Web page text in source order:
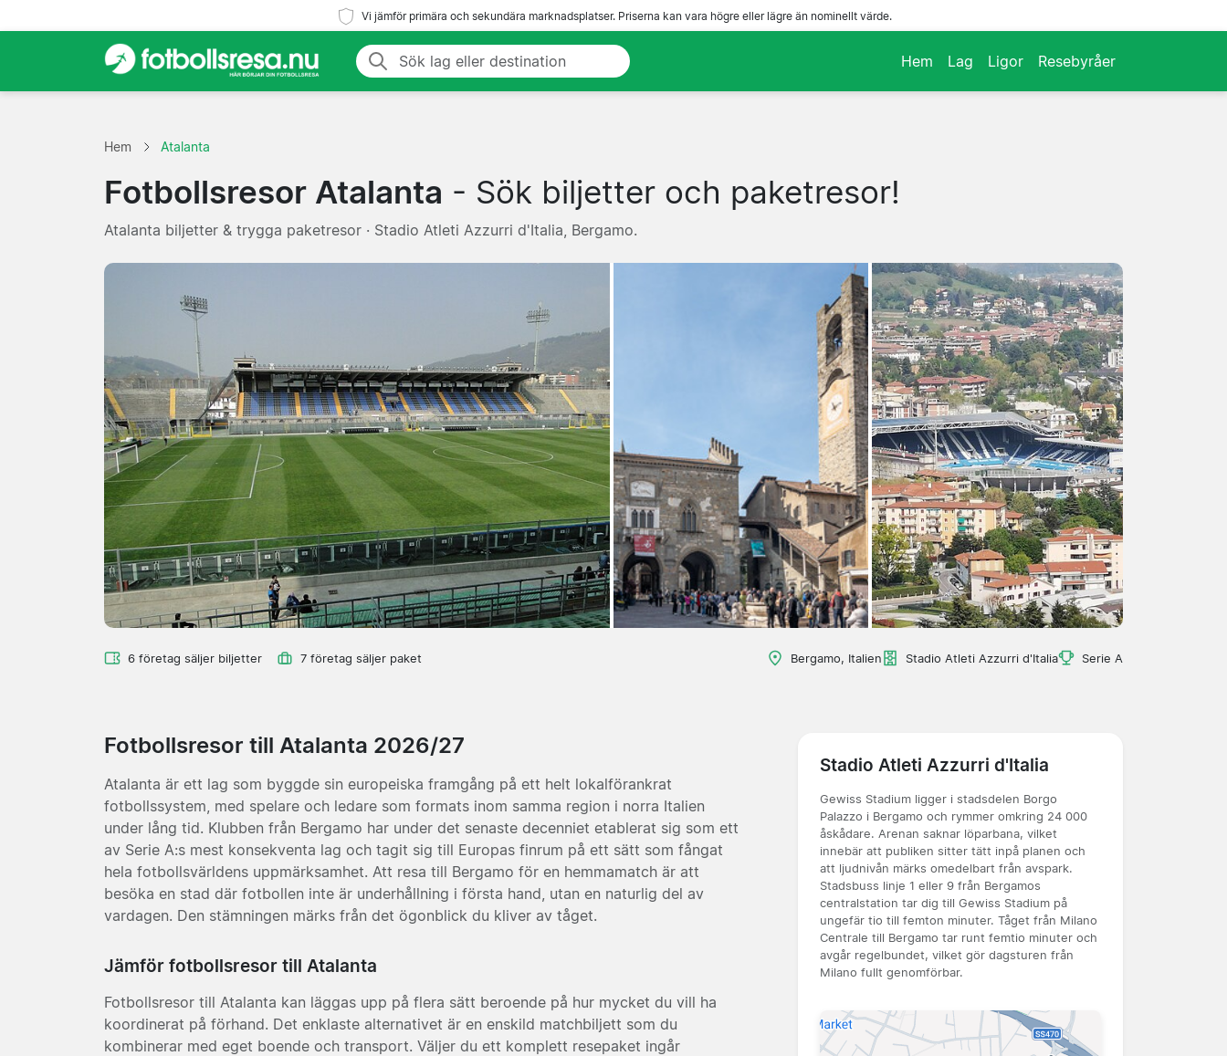
Vi jämför primära och sekundära marknadsplatser. Priserna kan vara högre eller lägre än nominellt värde.
Hem Lag Ligor Resebyråer
Hem Atalanta
Fotbollsresor Atalanta - Sök biljetter och paketresor!
Atalanta biljetter & trygga paketresor · Stadio Atleti Azzurri d'Italia, Bergamo.
6 företag säljer biljetter 7 företag säljer paket Bergamo, Italien Stadio Atleti Azzurri d'Italia Serie A
Fotbollsresor till Atalanta 2026/27
Atalanta är ett lag som byggde sin europeiska framgång på ett helt lokalförankrat
fotbollssystem, med spelare och ledare som formats inom samma region i norra Italien
under lång tid. Klubben från Bergamo har under det senaste decenniet etablerat sig som ett
av Serie A:s mest konsekventa lag och tagit sig till Europas finrum på ett sätt som fångat
hela fotbollsvärldens uppmärksamhet. Att resa till Bergamo för en hemmamatch är att
besöka en stad där fotbollen inte är underhållning i första hand, utan en naturlig del av
vardagen. Den stämningen märks från det ögonblick du kliver av tåget.
Jämför fotbollsresor till Atalanta
Fotbollsresor till Atalanta kan läggas upp på flera sätt beroende på hur mycket du vill ha
koordinerat på förhand. Det enklaste alternativet är en enskild matchbiljett som du
kombinerar med eget boende och transport. Väljer du ett komplett resepaket ingår
Stadio Atleti Azzurri d'Italia
Gewiss Stadium ligger i stadsdelen Borgo
Palazzo i Bergamo och rymmer omkring 24 000
åskådare. Arenan saknar löparbana, vilket
innebär att publiken sitter tätt inpå planen och
att ljudnivån märks omedelbart från avspark.
Stadsbuss linje 1 eller 9 från Bergamos
centralstation tar dig till Gewiss Stadium på
ungefär tio till femton minuter. Tåget från Milano
Centrale till Bergamo tar runt femtio minuter och
avgår regelbundet, vilket gör dagsturen från
Milano fullt genomförbar.